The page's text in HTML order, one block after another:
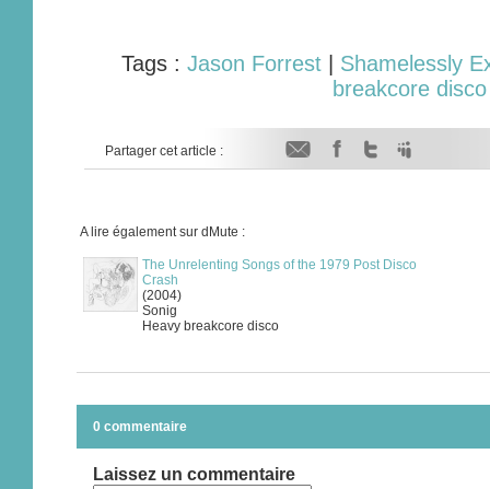
Tags : Jason Forrest| Shamelessly
breakcore disco
Partager cet article :
A lire également sur dMute :
The Unrelenting Songs of the 1979 Post Disco
Crash
(2004)
Sonig
Heavy breakcore disco
0 commentaire
Laissez un commentaire